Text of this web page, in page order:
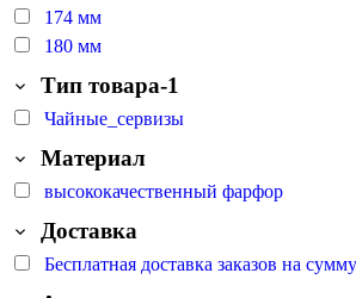
174 мм
180 мм
Тип товара-1
Чайные_сервизы
Материал
высококачественный фарфор
Доставка
Бесплатная доставка заказов на